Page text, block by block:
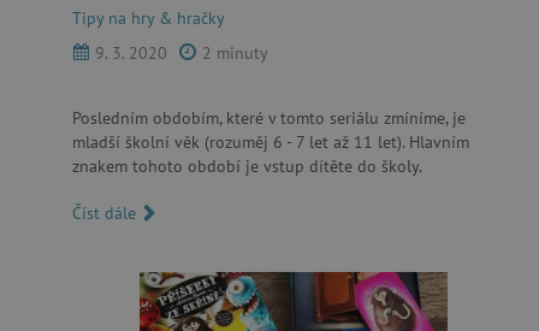
Tipy na hry & hračky
9. 3. 2020
2 minuty
Posledním obdobím, které v tomto seriálu zmíníme, je
mladší školní věk (rozuměj 6 - 7 let až 11 let). Hlavním
znakem tohoto období je vstup dítěte do školy.
Číst dále